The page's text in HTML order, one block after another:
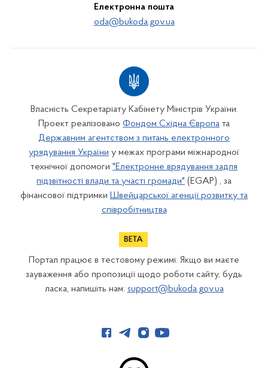
Електронна пошта
oda@bukoda.gov.ua
Власність Секретаріату Кабінету Міністрів України.
Проект реалізовано Фондом Східна Європа та
Державним агентством з питань електронного
урядування України у межах програми міжнародної
технічної допомоги "Електронне врядування задля
підзвітності влади та участі громади" (EGAP) , за
фінансової підтримки Швейцарської агенції розвитку та
співробітництва
Портал працює в тестовому режимі. Якщо ви маєте
зауваження або пропозиції щодо роботи сайту, будь
ласка, напишіть нам: support@bukoda.gov.ua